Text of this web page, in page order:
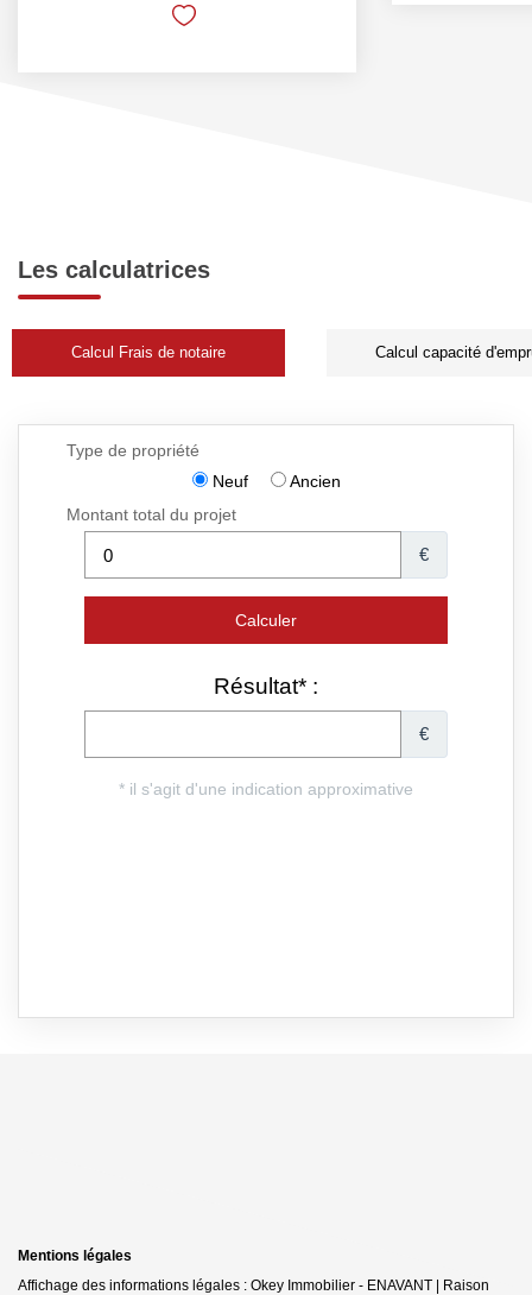
Les calculatrices
Calcul Frais de notaire Calcul capacité
Mentions légales
Affichage des informations légales : Okey Immobilier - ENAVANT | Raison